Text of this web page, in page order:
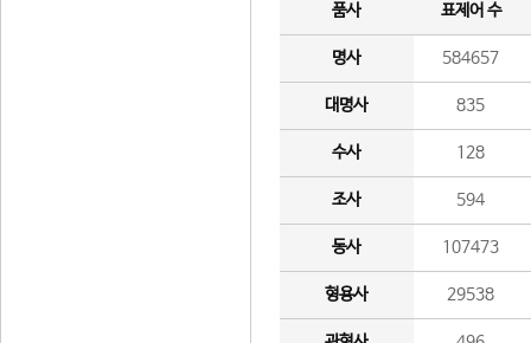
품사 표제어 수
명사 584657
대명사 835
수사 128
조사 594
동사 107473
형용사 29538